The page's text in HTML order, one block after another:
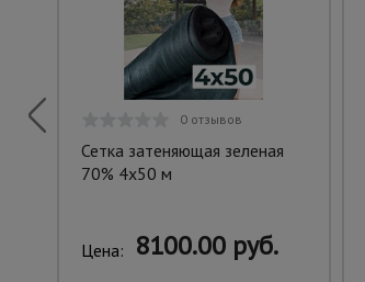
0 отзывов
Сетка затеняющая зеленая
70% 4х50 м
Цена: 8100.00 руб.